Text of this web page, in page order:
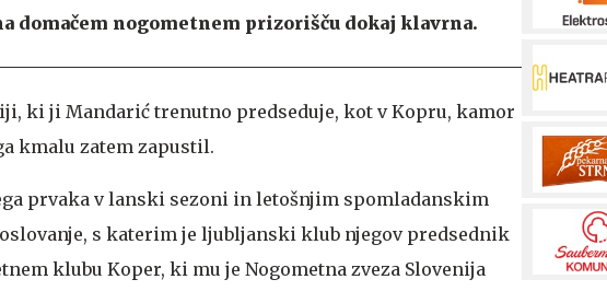
domačem nogometnem prizorišču dokaj klavrna.
ki ji Mandarić trenutno predseduje, kot v Kopru, kamor
kmalu zatem zapustil.
prvaka v lanski sezoni in letošnjim spomladanskim
s katerim je ljubljanski klub njegov predsednik
klubu Koper, ki mu je Nogometna zveza Slovenija